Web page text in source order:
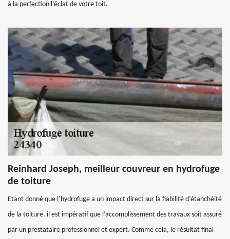
à la perfection l’éclat de votre toit.
Reinhard Joseph, meilleur couvreur en hydrofuge
de toiture
Etant donné que l’hydrofuge a un impact direct sur la fiabilité d’étanchéité
de la toiture, il est impératif que l’accomplissement des travaux soit assuré
par un prestataire professionnel et expert. Comme cela, le résultat final